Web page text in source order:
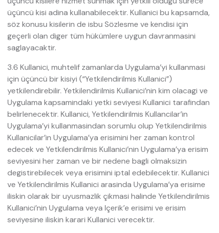
üçüncü kisi adina kullanabilecektir. Kullanici bu kapsamda,
söz konusu kisilerin de isbu Sözlesme ve kendisi için
geçerli olan diger tüm hükümlere uygun davranmasini
saglayacaktir.
3.6 Kullanici, muhtelif zamanlarda Uygulama’yi kullanmasi
için üçüncü bir kisiyi (“Yetkilendirilmis Kullanici”)
yetkilendirebilir. Yetkilendirilmis Kullanici’nin kim olacagi ve
Uygulama kapsamindaki yetki seviyesi Kullanici tarafindan
belirlenecektir. Kullanici, Yetkilendirilmis Kullancilar’in
Uygulama’yi kullanmasindan sorumlu olup Yetkilendirilmis
Kullanicilar’in Uygulama’ya erisimini her zaman kontrol
edecek ve Yetkilendirilmis Kullanici’nin Uygulama’ya erisim
seviyesini her zaman ve bir nedene bagli olmaksizin
degistirebilecek veya erisimini iptal edebilecektir. Kullanici
ve Yetkilendirilmis Kullanici arasinda Uygulama’ya erisime
iliskin olarak bir uyusmazlik çikmasi halinde Yetkilendirilmis
Kullanici’nin Uygulama veya Içerik’e erisimi ve erisim
seviyesine iliskin karari Kullanici verecektir.